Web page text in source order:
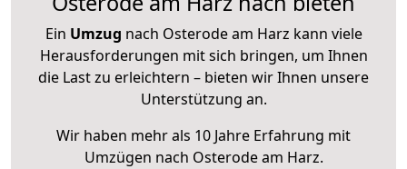
Ein Umzug nach Osterode am Harz kann viele
Herausforderungen mit sich bringen, um Ihnen
die Last zu erleichtern – bieten wir Ihnen unsere
Unterstützung an.
Wir haben mehr als 10 Jahre Erfahrung mit
Umzügen nach Osterode am Harz.